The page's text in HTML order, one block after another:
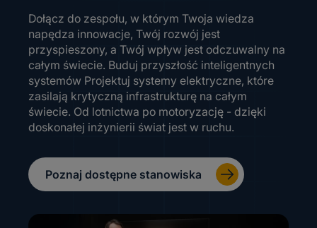
Dołącz do zespołu, w którym Twoja wiedza
napędza innowacje, Twój rozwój jest
przyspieszony, a Twój wpływ jest odczuwalny na
całym świecie. Buduj przyszłość inteligentnych
systemów Projektuj systemy elektryczne, które
zasilają krytyczną infrastrukturę na całym
świecie. Od lotnictwa po motoryzację - dzięki
doskonałej inżynierii świat jest w ruchu.
Poznaj dostępne stanowiska